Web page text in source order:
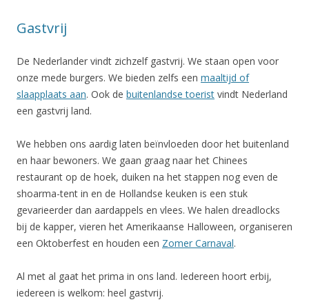
Gastvrij
De Nederlander vindt zichzelf gastvrij. We staan open voor
onze mede burgers. We bieden zelfs een maaltijd of
slaapplaats aan. Ook de buitenlandse toerist vindt Nederland
een gastvrij land.
We hebben ons aardig laten beïnvloeden door het buitenland
en haar bewoners. We gaan graag naar het Chinees
restaurant op de hoek, duiken na het stappen nog even de
shoarma-tent in en de Hollandse keuken is een stuk
gevarieerder dan aardappels en vlees. We halen dreadlocks
bij de kapper, vieren het Amerikaanse Halloween, organiseren
een Oktoberfest en houden een Zomer Carnaval.
Al met al gaat het prima in ons land. Iedereen hoort erbij,
iedereen is welkom: heel gastvrij.